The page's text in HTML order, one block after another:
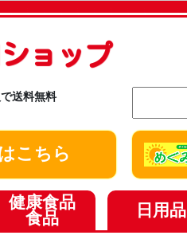
ショップ
送料無料
こちら
健康食品
食品
日用品